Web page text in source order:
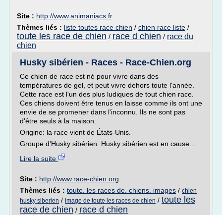
Site : http://www.animaniacs.fr
Thèmes liés : liste toutes race chien / chien race liste /
toute les race de chien / race d chien / race du
chien
Husky sibérien - Races - Race-Chien.org
Ce chien de race est né pour vivre dans des
températures de gel, et peut vivre dehors toute l'année.
Cette race est l'un des plus ludiques de tout chien race.
Ces chiens doivent être tenus en laisse comme ils ont une
envie de se promener dans l'inconnu. Ils ne sont pas
d'être seuls à la maison.
Origine: la race vient de États-Unis.
Groupe d'Husky sibérien: Husky sibérien est en cause...
Lire la suite
Site : http://www.race-chien.org
Thèmes liés : toute. les races de. chiens. images / chien
husky siberien / image de toute les races de chien / toute les
race de chien / race d chien